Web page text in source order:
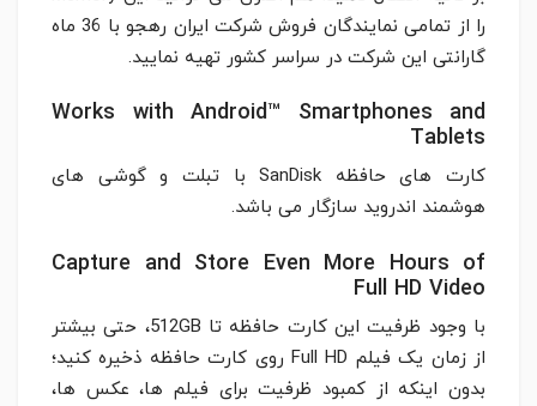
را از تمامی نمایندگان فروش شرکت ایران رهجو با 36 ماه
گارانتی این شرکت در سراسر کشور تهیه نمایید.
Works with Android™ Smartphones and
Tablets
کارت های حافظه SanDisk با تبلت و گوشی های
هوشمند اندروید سازگار می باشد.
Capture and Store Even More Hours of
Full HD Video
با وجود ظرفیت این کارت حافظه تا 512GB، حتی بیشتر
از زمان یک فیلم Full HD روی کارت حافظه ذخیره کنید؛
بدون اینکه از کمبود ظرفیت برای فیلم ها، عکس ها،